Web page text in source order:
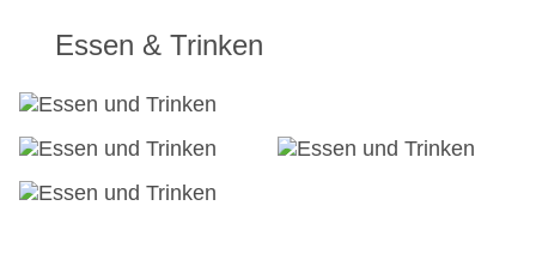
Lift
Anzahl der Konferenzräume: 1
Haustiere
Zimmerservice
Gesamtanzahl der Zimmer: 154
Essen & Trinken